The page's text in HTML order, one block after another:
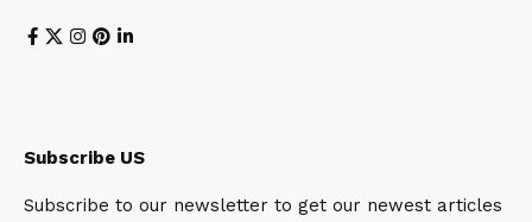
Subscribe US
Subscribe to our newsletter to get our newest articles